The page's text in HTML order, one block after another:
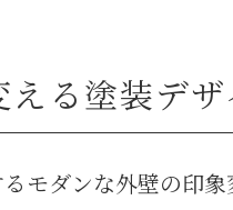
える塗装デ
モダンな外壁の印象